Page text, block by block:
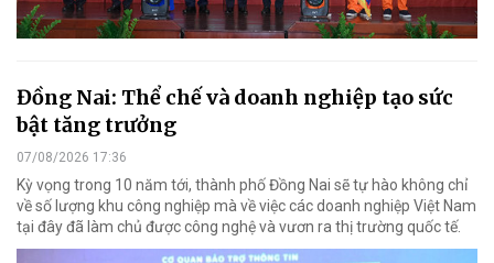
Đồng Nai: Thể chế và doanh nghiệp tạo sức
bật tăng trưởng
07/08/2026 17:36
Kỳ vọng trong 10 năm tới, thành phố Đồng Nai sẽ tự hào không chỉ
về số lượng khu công nghiệp mà về việc các doanh nghiệp Việt Nam
tại đây đã làm chủ được công nghệ và vươn ra thị trường quốc tế.